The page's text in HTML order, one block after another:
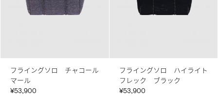
フライングソロ チャコール
マール
¥53,900
フライングソロ ハイライト
フレック ブラック
¥53,900